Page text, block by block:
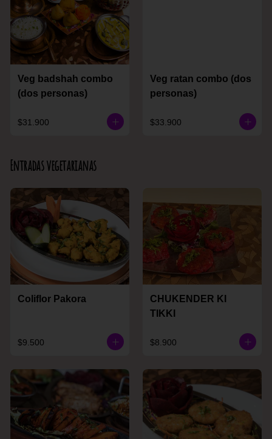
Veg badshah combo
(dos personas)
$31.900
Veg ratan combo (dos
personas)
$33.900
Entradas vegetarianas
Coliflor Pakora
$9.500
CHUKENDER KI
TIKKI
$8.900